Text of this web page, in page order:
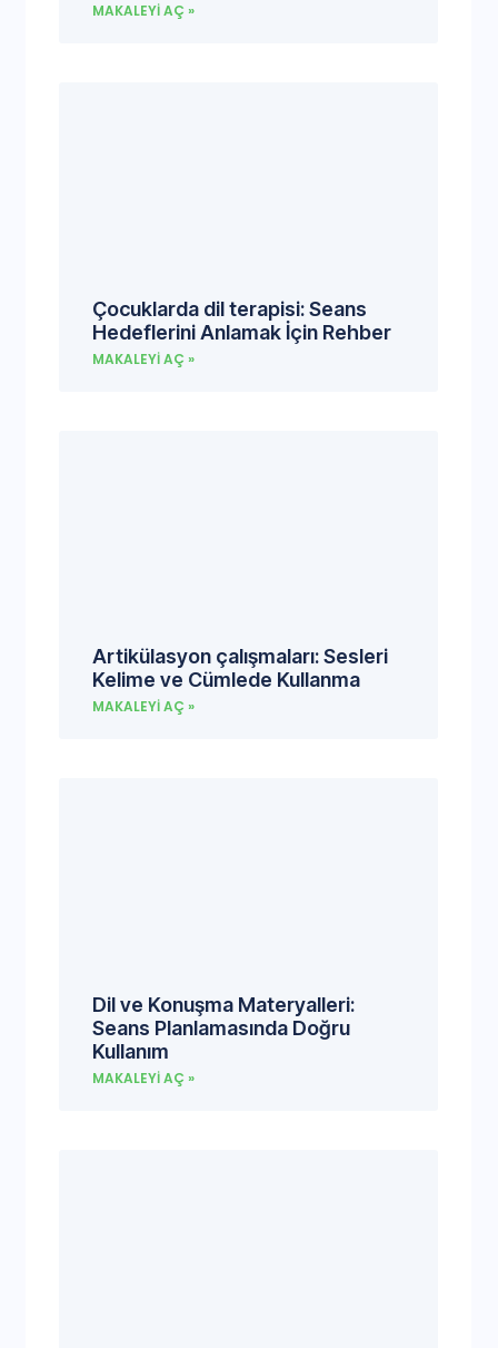
MAKALEYI AÇ »
Çocuklarda dil terapisi: Seans
Hedeflerini Anlamak İçin Rehber
MAKALEYI AÇ »
Artikülasyon çalışmaları: Sesleri
Kelime ve Cümlede Kullanma
MAKALEYI AÇ »
Dil ve Konuşma Materyalleri:
Seans Planlamasında Doğru
Kullanım
MAKALEYI AÇ »